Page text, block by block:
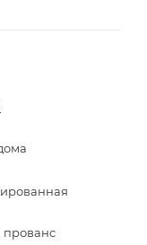
прованс